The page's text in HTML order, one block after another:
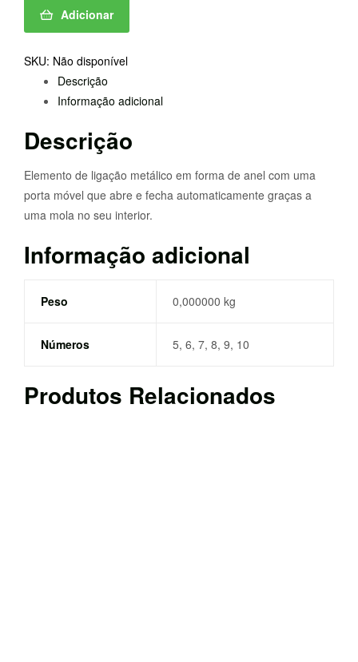
MOSQUETAO
C/MOLA
Adicionar
SKU: Não disponível
Descrição
Informação adicional
Descrição
Elemento de ligação metálico em forma de anel com uma
porta móvel que abre e fecha automaticamente graças a
uma mola no seu interior.
Informação adicional
Peso 0,000000 kg
Números 5, 6, 7, 8, 9, 10
Produtos Relacionados